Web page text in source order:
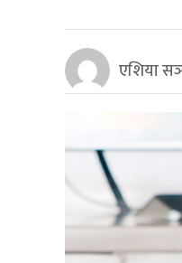
एशिया